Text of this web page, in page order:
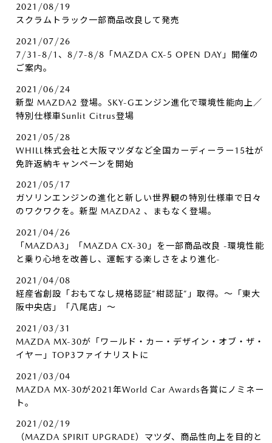
2021/08/19
スクラムトラック一部商品改良して発売
2021/07/26
7/31-8/1、8/7-8/8「MAZDA CX-5 OPEN DAY」開催の
ご案内。
2021/06/24
新型 MAZDA2 登場。SKY-Gエンジン進化で環境性能向上／
特別仕様車Sunlit Citrus登場
2021/05/28
WHILL株式会社と大阪マツダなど全国カーディーラー15社が
免許返納キャンペーンを開始
2021/05/17
ガソリンエンジンの進化と新しい世界観の特別仕様車で日々
のワクワクを。新型 MAZDA2 、まもなく登場。
2021/04/26
「MAZDA3」「MAZDA CX-30」を一部商品改良 -環境性能
と乗り心地を改善し、運転する楽しさをより進化-
2021/04/08
経産省創設「おもてなし規格認証”紺認証”」取得。～「東大
阪中央店」「八尾店」～
2021/03/31
MAZDA MX-30が「ワールド・カー・デザイン・オブ・ザ・
イヤー」TOP3ファイナリストに
2021/03/04
MAZDA MX-30が2021年World Car Awards各賞にノミネー
ト。
2021/02/19
（MAZDA SPIRIT UPGRADE）マツダ、商品性向上を目的と